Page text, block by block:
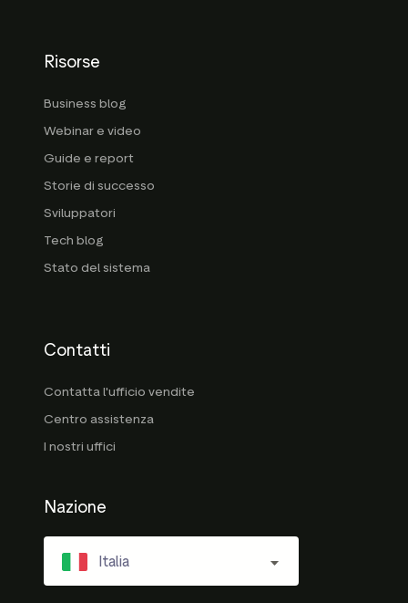
Risorse
Business blog
Webinar e video
Guide e report
Storie di successo
Sviluppatori
Tech blog
Stato del sistema
Contatti
Contatta l'ufficio vendite
Centro assistenza
I nostri uffici
Nazione
Italia